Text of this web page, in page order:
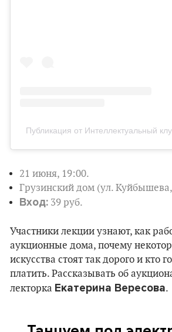
Публикация от Интеллектуальный
21 июня, 19:00.
Грузинский дом (ул.
Вход: 39 руб.
Участники лекции узнают, как
аукционные дома, почему
искусства стоят так дорого и кто
платить. Рассказывать об
лекторка Екатерина Вересова.